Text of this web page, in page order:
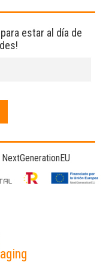
estar al día de